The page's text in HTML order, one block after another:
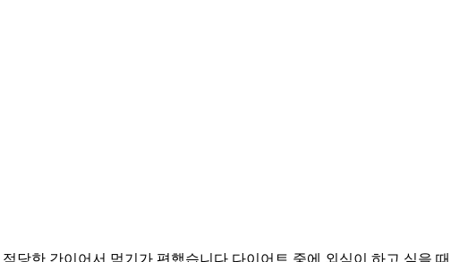
당한 간이어서 먹기가 편했습니다 다이어트 중에 외식이 하고 싶을 때